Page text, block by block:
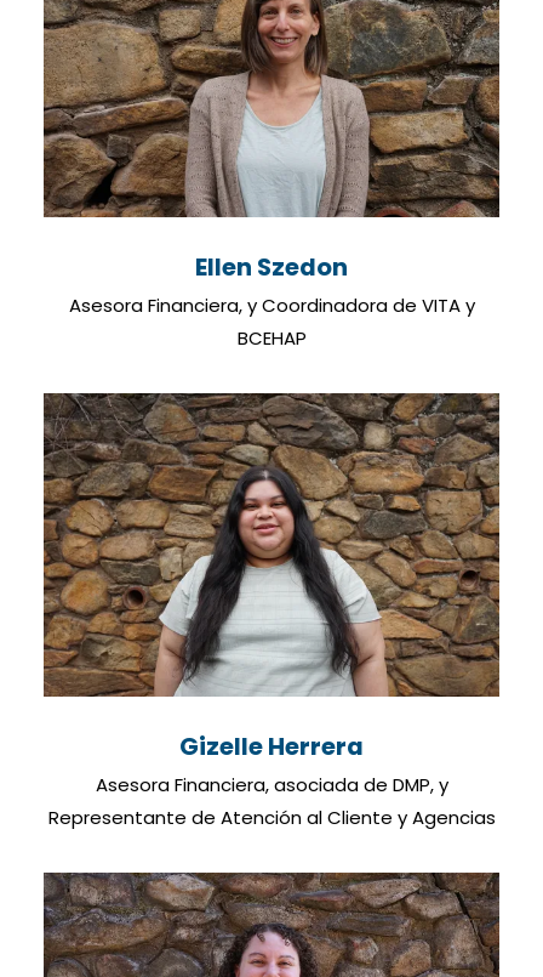
Ellen Szedon
Asesora Financiera, y Coordinadora de VITA y
BCEHAP
Gizelle Herrera
Asesora Financiera, asociada de DMP, y
Representante de Atención al Cliente y Agencias